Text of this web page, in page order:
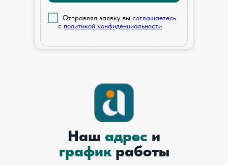
Отправляя заявку вы соглашаетесь
с политикой конфиденциальности
Наш адрес и
график работы